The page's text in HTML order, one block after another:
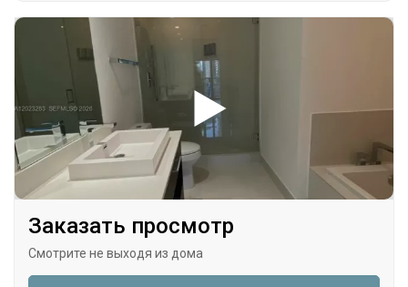
Заказать просмотр
Смотрите не выходя из дома